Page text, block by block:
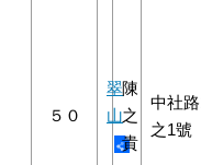
５０
翠
山
陳
之
貴
中社
之1號